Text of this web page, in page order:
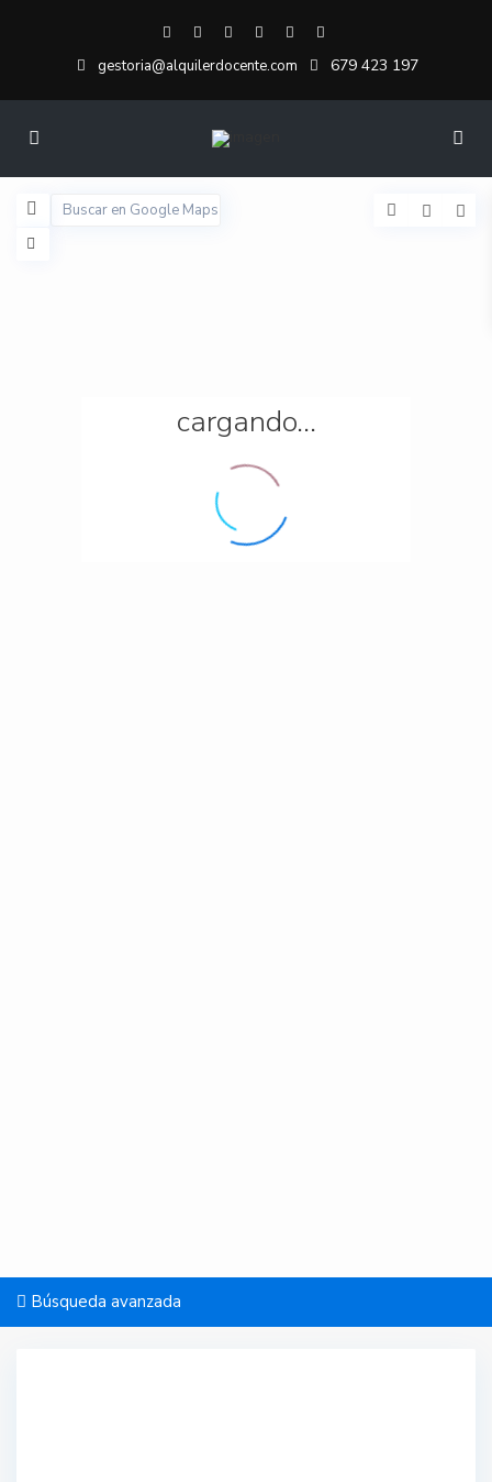
gestoria@alquilerdocente.com 679 423 197
cargando...
Búsqueda avanzada